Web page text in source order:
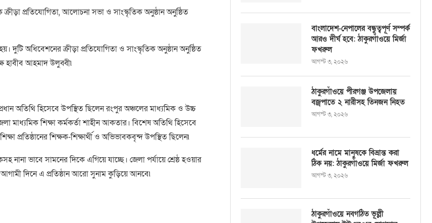
প্রতিযোগিতা, আলোচনা সভা ও সাংস্কৃতিক অনুষ্ঠান অনুষ্ঠিত
দুটি অধিবেশনের ক্রীড়া প্রতিযোগিতা ও সাংস্কৃতিক অনুষ্ঠান অনুষ্ঠিত
হাবীব আহমাদ উলুব্বী৷
অতিথি হিসেবে উপস্থিত ছিলেন রংপুর অঞ্চলের মাধ্যমিক ও উচ্চ
মাধ্যমিক শিক্ষা কর্মকর্তা শাহীন আকতার। বিশেষ অতিথি হিসেবে
প্রতিষ্ঠানের শিক্ষক-শিক্ষার্থী ও অভিভাবকবৃন্দ উপস্থিত ছিলেন৷
নানা ভাবে সামনের দিকে এগিয়ে যাচ্ছে। জেলা পর্যায়ে শ্রেষ্ঠ হওয়ার
দিনে এ প্রতিষ্ঠান আরো সুনাম কুড়িয়ে আনবে৷
বাংলাদেশ-নেপালের বন্ধুত্বপূর্ণ সম্পর্ক
আরও দীর্ঘ হবে: ঠাকুরগাঁওয়ে মির্জা
ফখরুল
আগস্ট ৩, ২০২৬
ঠাকুরগাঁওয়ে পীরগঞ্জ উপজেলায়
বজ্রপাতে ২ নারীসহ তিনজন নিহত
আগস্ট ৩, ২০২৬
ধর্মের নামে মানুষকে বিভ্রান্ত করা
ঠিক নয়: ঠাকুরগাঁওয়ে মির্জা ফখরুল
আগস্ট ৩, ২০২৬
ঠাকুরগাঁওয়ে নবগঠিত ভূল্লী